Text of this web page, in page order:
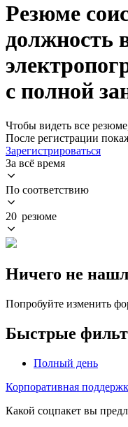
Резюме
должность
с полной
Чтобы видеть все
После регистрации
Зарегистрироваться
За всё время
По соответствию
20 резюме
Ничего не
Попробуйте изменить
Быстрые
Полный день
Корпоративная
Какой соцпакет вы